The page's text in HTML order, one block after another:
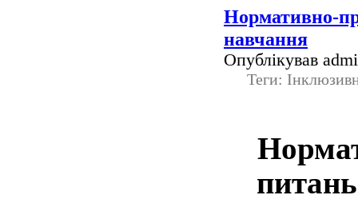
Нормативно-
навчання
Опублікував
Теги: